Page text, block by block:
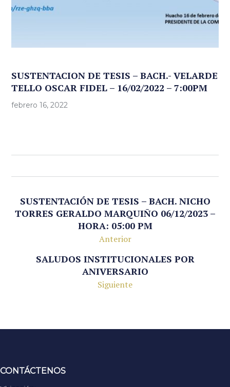
SUSTENTACION DE TESIS – BACH.- VELARDE
TELLO OSCAR FIDEL – 16/02/2022 – 7:00PM
febrero 16, 2022
SUSTENTACIÓN DE TESIS – BACH. NICHO
TORRES GERALDO MARQUIÑO 06/12/2023 –
HORA: 05:00 PM
Anterior
SALUDOS INSTITUCIONALES POR
ANIVERSARIO
Siguiente
CONTÁCTENOS